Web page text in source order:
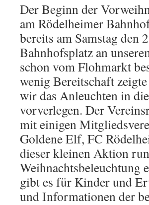
Der Beginn der
am Rödelheimer
bereits am Samstag den
Bahnhofsplatz an
schon vom Flohmarkt
wenig Bereitschaft
wir das Anleuchten in
vorverlegen. Der
mit einigen
Goldene Elf, FC
dieser kleinen Aktion
Weihnachtsbeleuchtung
gibt es für Kinder und
und Informationen der